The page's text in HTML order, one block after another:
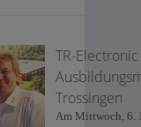
TR-Electronic
Trossingen
Am Mittwoch, 6.